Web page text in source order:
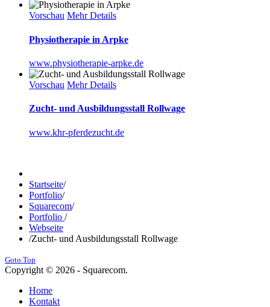
Vorschau Mehr Details
Physiotherapie in Arpke
www.physiotherapie-arpke.de
Vorschau Mehr Details
Zucht- und Ausbildungsstall Rollwage
www.khr-pferdezucht.de
Startseite/
Portfolio/
Squarecom/
Portfolio /
Webseite
/Zucht- und Ausbildungsstall Rollwage
Goto Top
Copyright © 2026 - Squarecom.
Home
Kontakt